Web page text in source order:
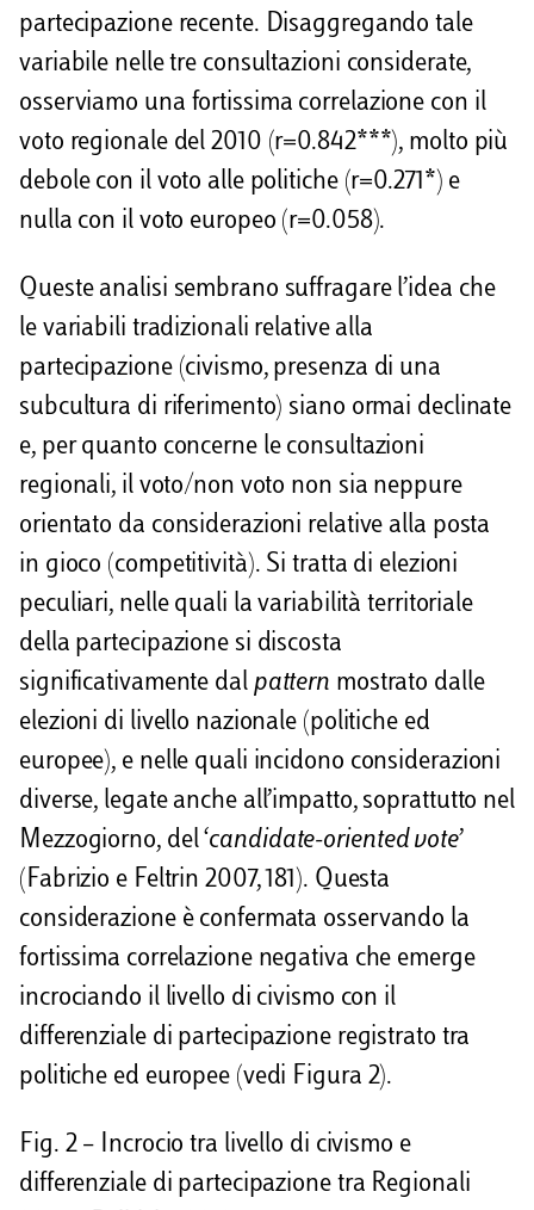
partecipazione recente. Disaggregando tale
variabile nelle tre consultazioni considerate,
osserviamo una fortissima correlazione con il
voto regionale del 2010 (r=0.842***), molto più
debole con il voto alle politiche (r=0.271*) e
nulla con il voto europeo (r=0.058).
Queste analisi sembrano suffragare l’idea che
le variabili tradizionali relative alla
partecipazione (civismo, presenza di una
subcultura di riferimento) siano ormai declinate
e, per quanto concerne le consultazioni
regionali, il voto/non voto non sia neppure
orientato da considerazioni relative alla posta
in gioco (competitività). Si tratta di elezioni
peculiari, nelle quali la variabilità territoriale
della partecipazione si discosta
significativamente dal pattern mostrato dalle
elezioni di livello nazionale (politiche ed
europee), e nelle quali incidono considerazioni
diverse, legate anche all’impatto, soprattutto nel
Mezzogiorno, del ‘candidate-oriented vote’
(Fabrizio e Feltrin 2007, 181). Questa
considerazione è confermata osservando la
fortissima correlazione negativa che emerge
incrociando il livello di civismo con il
differenziale di partecipazione registrato tra
politiche ed europee (vedi Figura 2).
Fig. 2 – Incrocio tra livello di civismo e
differenziale di partecipazione tra Regionali